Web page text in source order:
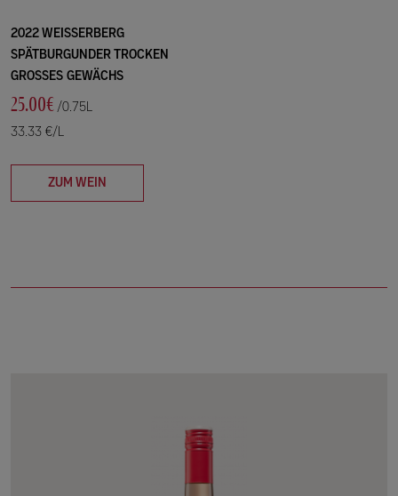
2022 WEISSERBERG
SPÄTBURGUNDER TROCKEN
GROSSES GEWÄCHS
25.00€ /0.75L
33.33 €/L
ZUM WEIN